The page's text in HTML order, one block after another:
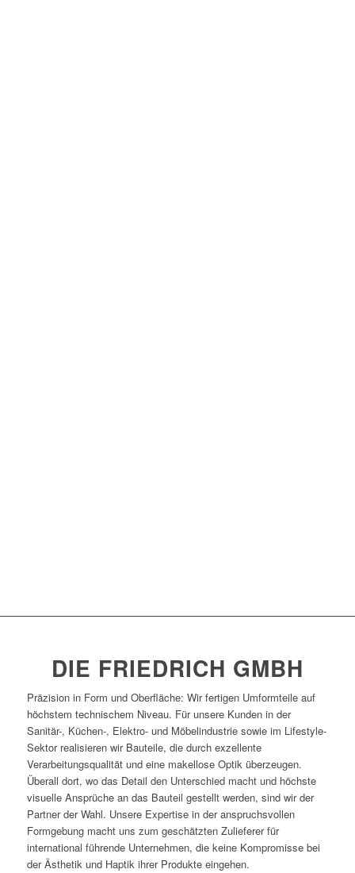
DIE FRIEDRICH GMBH
Präzision in Form und Oberfläche: Wir fertigen Umformteile auf
höchstem technischem Niveau. Für unsere Kunden in der
Sanitär-, Küchen-, Elektro- und Möbelindustrie sowie im Lifestyle-
Sektor realisieren wir Bauteile, die durch exzellente
Verarbeitungsqualität und eine makellose Optik überzeugen.
Überall dort, wo das Detail den Unterschied macht und höchste
visuelle Ansprüche an das Bauteil gestellt werden, sind wir der
Partner der Wahl. Unsere Expertise in der anspruchsvollen
Formgebung macht uns zum geschätzten Zulieferer für
international führende Unternehmen, die keine Kompromisse bei
der Ästhetik und Haptik ihrer Produkte eingehen.